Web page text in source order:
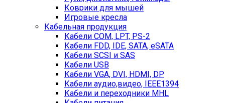
Коврики для мышей
Игровые кресла
Кабельная продукция
Кабели COM, LPT, PS-2
Кабели FDD, IDE, SATA, eSATA
Кабели SCSI и SAS
Кабели USB
Кабели VGA, DVI, HDMI, DP
Кабели аудио,видео, IEEE1394
Кабели и переходники MHL